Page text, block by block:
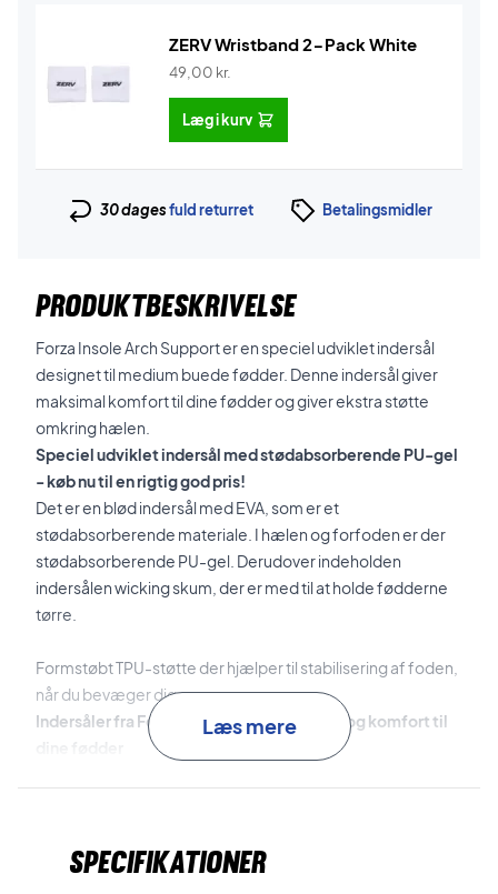
ZERV Wristband 2-Pack White
49,00 kr.
Læg i kurv
30 dagesfuld returret Betalingsmidler
PRODUKTBESKRIVELSE
Forza Insole Arch Support er en speciel udviklet indersål
designet til medium buede fødder. Denne indersål giver
maksimal komfort til dine fødder og giver ekstra støtte
omkring hælen.
Speciel udviklet indersål med stødabsorberende PU-gel
- køb nu til en rigtig god pris!
Det er en blød indersål med EVA, som er et
stødabsorberende materiale. I hælen og forfoden er der
stødabsorberende PU-gel. Derudover indeholden
indersålen wicking skum, der er med til at holde fødderne
tørre.
Formstøbt TPU-støtte der hjælper til stabilisering af foden,
når du bevæger dig.
Indersåler fra Forza giver maksimal støtte og komfort til
Læs mere
Specifikationer